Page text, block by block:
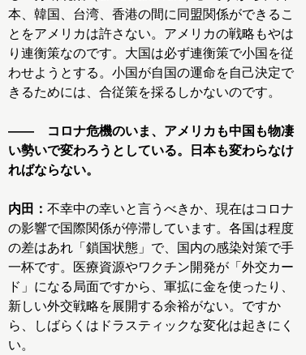
本、韓国、台湾、香港の間に同盟関係ができるこ
とをアメリカは許さない。アメリカの戦略もやは
り連衡策なのです。大国は必ず連衡策で小国を従
わせようとする。小国が自国の運命を自己決定で
きるためには、合従策を採るしかないのです。
―― コロナ危機のいま、アメリカも中国も物凄
い勢いで変わろうとしている。日本も変わらなけ
ればならない。
内田： 不幸中の幸いと言うべきか、現在はコロナ
の影響で国際関係が停滞しています。各国は程度
の差はあれ「鎖国状態」で、国内の感染対策で手
一杯です。医療資源やワクチン開発が「外交カー
ド」になる局面ですから、軍拡に金を使ったり、
新しい外交戦略を展開する余裕がない。ですか
ら、しばらくはドラスティックな変化は起きにく
い。